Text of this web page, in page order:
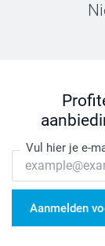
Vul hier je e-
Aanmelden